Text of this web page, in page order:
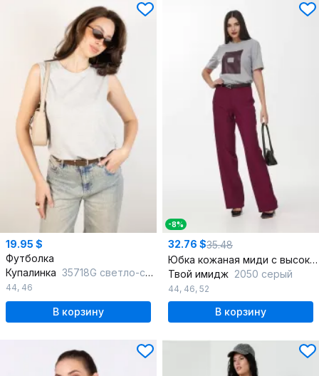
19.95 $
Футболка
Купалинка 35718G светло-серый_меленж
44, 46
В корзину
-8%
32.76 $35.48
Юбка кожаная миди с высоким поясом
Твой имидж 2050 серый
44, 46, 52
В корзину